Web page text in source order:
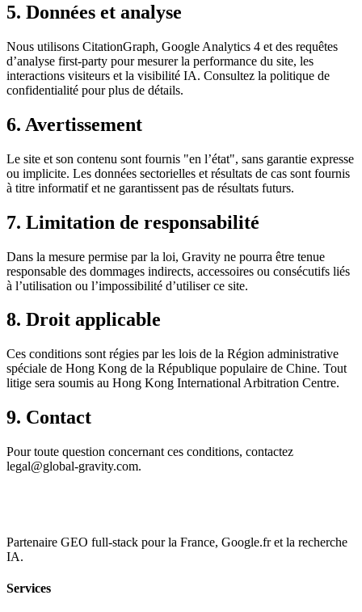
5. Données et analyse
Nous utilisons CitationGraph, Google Analytics 4 et des requêtes
d’analyse first-party pour mesurer la performance du site, les
interactions visiteurs et la visibilité IA. Consultez la politique de
confidentialité pour plus de détails.
6. Avertissement
Le site et son contenu sont fournis "en l’état", sans garantie expresse
ou implicite. Les données sectorielles et résultats de cas sont fournis
à titre informatif et ne garantissent pas de résultats futurs.
7. Limitation de responsabilité
Dans la mesure permise par la loi, Gravity ne pourra être tenue
responsable des dommages indirects, accessoires ou consécutifs liés
à l’utilisation ou l’impossibilité d’utiliser ce site.
8. Droit applicable
Ces conditions sont régies par les lois de la Région administrative
spéciale de Hong Kong de la République populaire de Chine. Tout
litige sera soumis au Hong Kong International Arbitration Centre.
9. Contact
Pour toute question concernant ces conditions, contactez
legal@global-gravity.com.
Partenaire GEO full-stack pour la France, Google.fr et la recherche
IA.
Services